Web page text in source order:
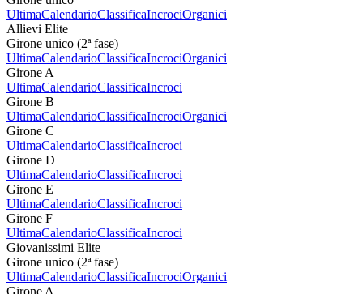
UltimaCalendarioClassificaIncrociOrganici
Allievi Elite
Girone unico (2ª fase)
UltimaCalendarioClassificaIncrociOrganici
Girone A
UltimaCalendarioClassificaIncroci
Girone B
UltimaCalendarioClassificaIncrociOrganici
Girone C
UltimaCalendarioClassificaIncroci
Girone D
UltimaCalendarioClassificaIncroci
Girone E
UltimaCalendarioClassificaIncroci
Girone F
UltimaCalendarioClassificaIncroci
Giovanissimi Elite
Girone unico (2ª fase)
UltimaCalendarioClassificaIncrociOrganici
Girone A